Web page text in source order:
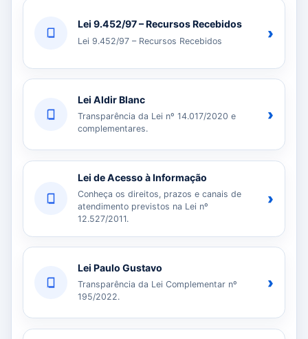
Lei 9.452/97 – Recursos Recebidos
Lei 9.452/97 – Recursos Recebidos ›
Lei Aldir Blanc
Transparência da Lei nº 14.017/2020 e
complementares.
›
Lei de Acesso à Informação
Conheça os direitos, prazos e canais de
atendimento previstos na Lei nº
12.527/2011.
›
Lei Paulo Gustavo
Transparência da Lei Complementar nº
195/2022.
›